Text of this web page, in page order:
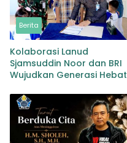
Berita
Kolaborasi Lanud
Sjamsuddin Noor dan BRI
Wujudkan Generasi Hebat
Hadirkan Harapan bagi
masa depan Bangsa